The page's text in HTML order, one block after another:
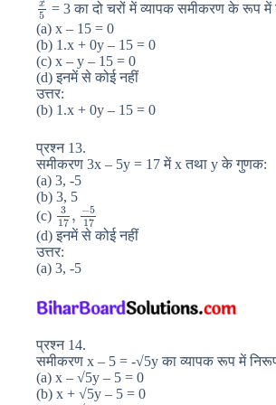
x
5 = 3 का दो चरों में व्यापक समीकरण के रूप में
(a) x – 15 = 0
(b) 1.x + 0y – 15 = 0
(c) x – y – 15 = 0
(d) इनमें से कोई नहीं
उत्तर:
(b) 1.x + 0y – 15 = 0
प्रश्न 13.
समीकरण 3x – 5y = 17 में x तथा y के गुणक:
(a) 3, -5
(b) 3, 5
(c)
3
17 , −5
17
(d) इनमें से कोई नहीं
उत्तर:
(a) 3, -5
प्रश्न 14.
समीकरण x – 5 = -√5y का व्यापक रूप में
(a) x – √5y – 5 = 0
(b) x + √5y – 5 = 0